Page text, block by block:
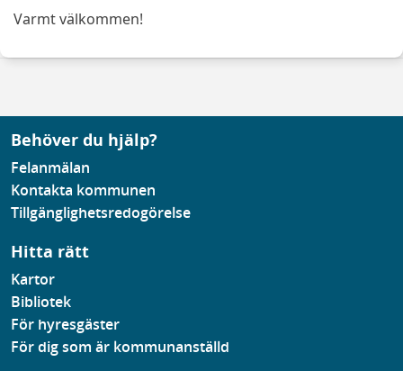
Varmt välkommen!
Behöver du hjälp?
Felanmälan
Kontakta kommunen
Tillgänglighetsredogörelse
Hitta rätt
Kartor
Bibliotek
För hyresgäster
För dig som är kommunanställd